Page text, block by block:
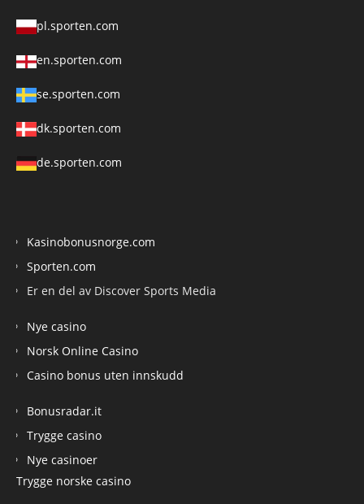
pl.sporten.com
en.sporten.com
se.sporten.com
dk.sporten.com
de.sporten.com
Kasinobonusnorge.com
Sporten.com
Er en del av Discover Sports Media
Nye casino
Norsk Online Casino
Casino bonus uten innskudd
Bonusradar.it
Trygge casino
Nye casinoer
Trygge norske casino